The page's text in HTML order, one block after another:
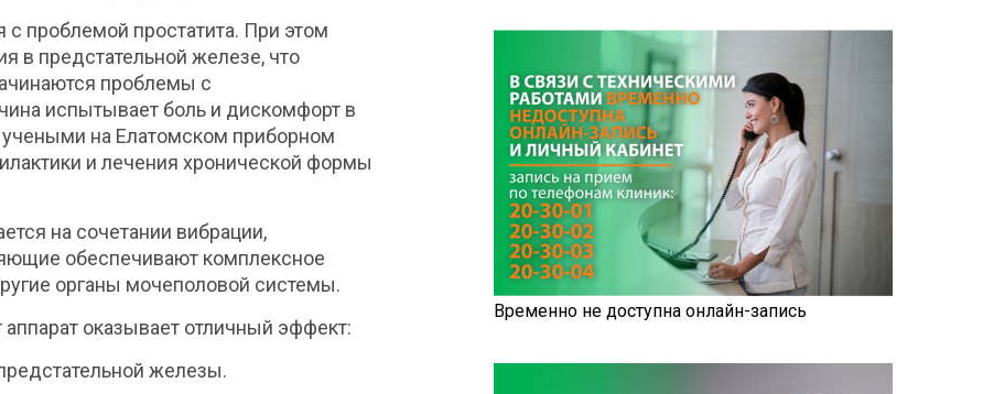
проблемой простатита. При этом
в предстательной железе, что
проблемы с
испытывает боль и дискомфорт в
на Елатомском приборном
и лечения хронической формы
на сочетании вибрации,
обеспечивают комплексное
органы мочеполовой системы.
оказывает отличный эффект:
железы.
Временно не доступна онлайн-запись